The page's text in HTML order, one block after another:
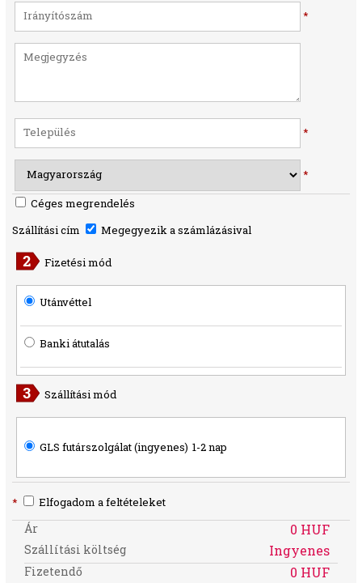
*
*
*
Céges megrendelés
Szállítási cím
Megegyezik a számlázásival
Fizetési mód
Utánvéttel
Banki átutalás
Szállítási mód
GLS futárszolgálat (ingyenes) 1-2 nap
* Elfogadom a feltételeket
Ár 0 HUF
Szállítási költség Ingyenes
Fizetendő 0 HUF